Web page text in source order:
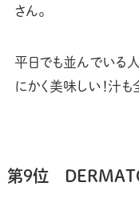
さん。
平日でも並んでいる
にかく美味しい！汁
第9位